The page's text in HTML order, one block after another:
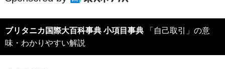
ブリタニカ国際大百科事典 小項目事典 「自己取引」の意
味・わかりやすい解説